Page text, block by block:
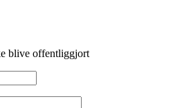
blive offentliggjort